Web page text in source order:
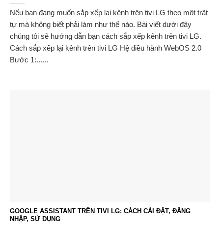
Nếu bạn đang muốn sắp xếp lại kênh trên tivi LG theo một trật
tự mà không biết phải làm như thế nào. Bài viết dưới đây
chúng tôi sẽ hướng dẫn bạn cách sắp xếp kênh trên tivi LG.
Cách sắp xếp lại kênh trên tivi LG Hệ điều hành WebOS 2.0
Bước 1:......
GOOGLE ASSISTANT TRÊN TIVI LG: CÁCH CÀI ĐẶT, ĐĂNG
NHẬP, SỬ DỤNG